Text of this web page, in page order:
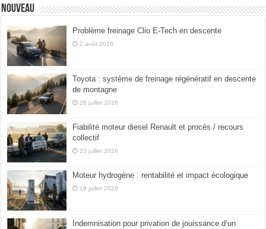
Nouveau
Problème freinage Clio E-Tech en descente
2 août 2026
Toyota : système de freinage régénératif en descente
de montagne
28 juillet 2026
Fiabilité moteur diesel Renault et procès / recours
collectif
23 juillet 2026
Moteur hydrogène : rentabilité et impact écologique
18 juillet 2026
Indemnisation pour privation de jouissance d’un